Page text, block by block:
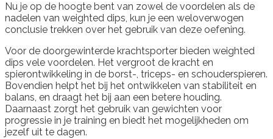
Nu je op de hoogte bent van zowel de voordelen als de
nadelen van weighted dips, kun je een weloverwogen
conclusie trekken over het gebruik van deze oefening.
Voor de doorgewinterde krachtsporter bieden weighted
dips vele voordelen. Het vergroot de kracht en
spierontwikkeling in de borst-, triceps- en schouderspieren.
Bovendien helpt het bij het ontwikkelen van stabiliteit en
balans, en draagt het bij aan een betere houding.
Daarnaast zorgt het gebruik van gewichten voor
progressie in je training en biedt het mogelijkheden om
jezelf uit te dagen.